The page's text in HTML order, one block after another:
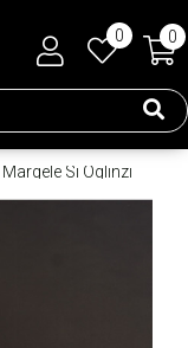
0 0
Si Oglinzi